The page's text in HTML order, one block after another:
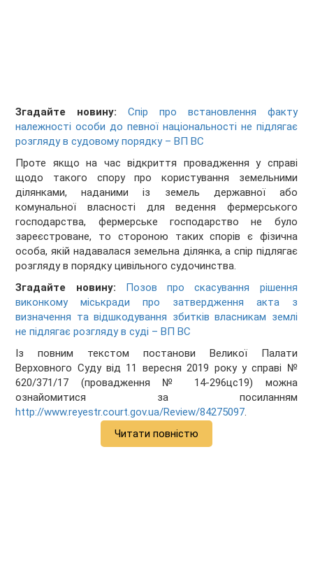
Згадайте новину:Спір про встановлення факту
належності особи до певної національності не підлягає
розгляду в судовому порядку – ВП ВС
Проте якщо на час відкриття провадження у справі
щодо такого спору про користування земельними
ділянками, наданими із земель державної або
комунальної власності для ведення фермерського
господарства, фермерське господарство не було
зареєстроване, то стороною таких спорів є фізична
особа, якій надавалася земельна ділянка, а спір підлягає
розгляду в порядку цивільного судочинства.
Згадайте новину: Позов про скасування рішення
виконкому міськради про затвердження акта з
визначення та відшкодування збитків власникам землі
не підлягає розгляду в суді – ВП ВС
Із повним текстом постанови Великої Палати
Верховного Суду від 11 вересня 2019 року у справі №
620/371/17 (провадження № 14-296цс19) можна
ознайомитися за посиланням
http://www.reyestr.court.gov.ua/Review/84275097.
Читати повністю